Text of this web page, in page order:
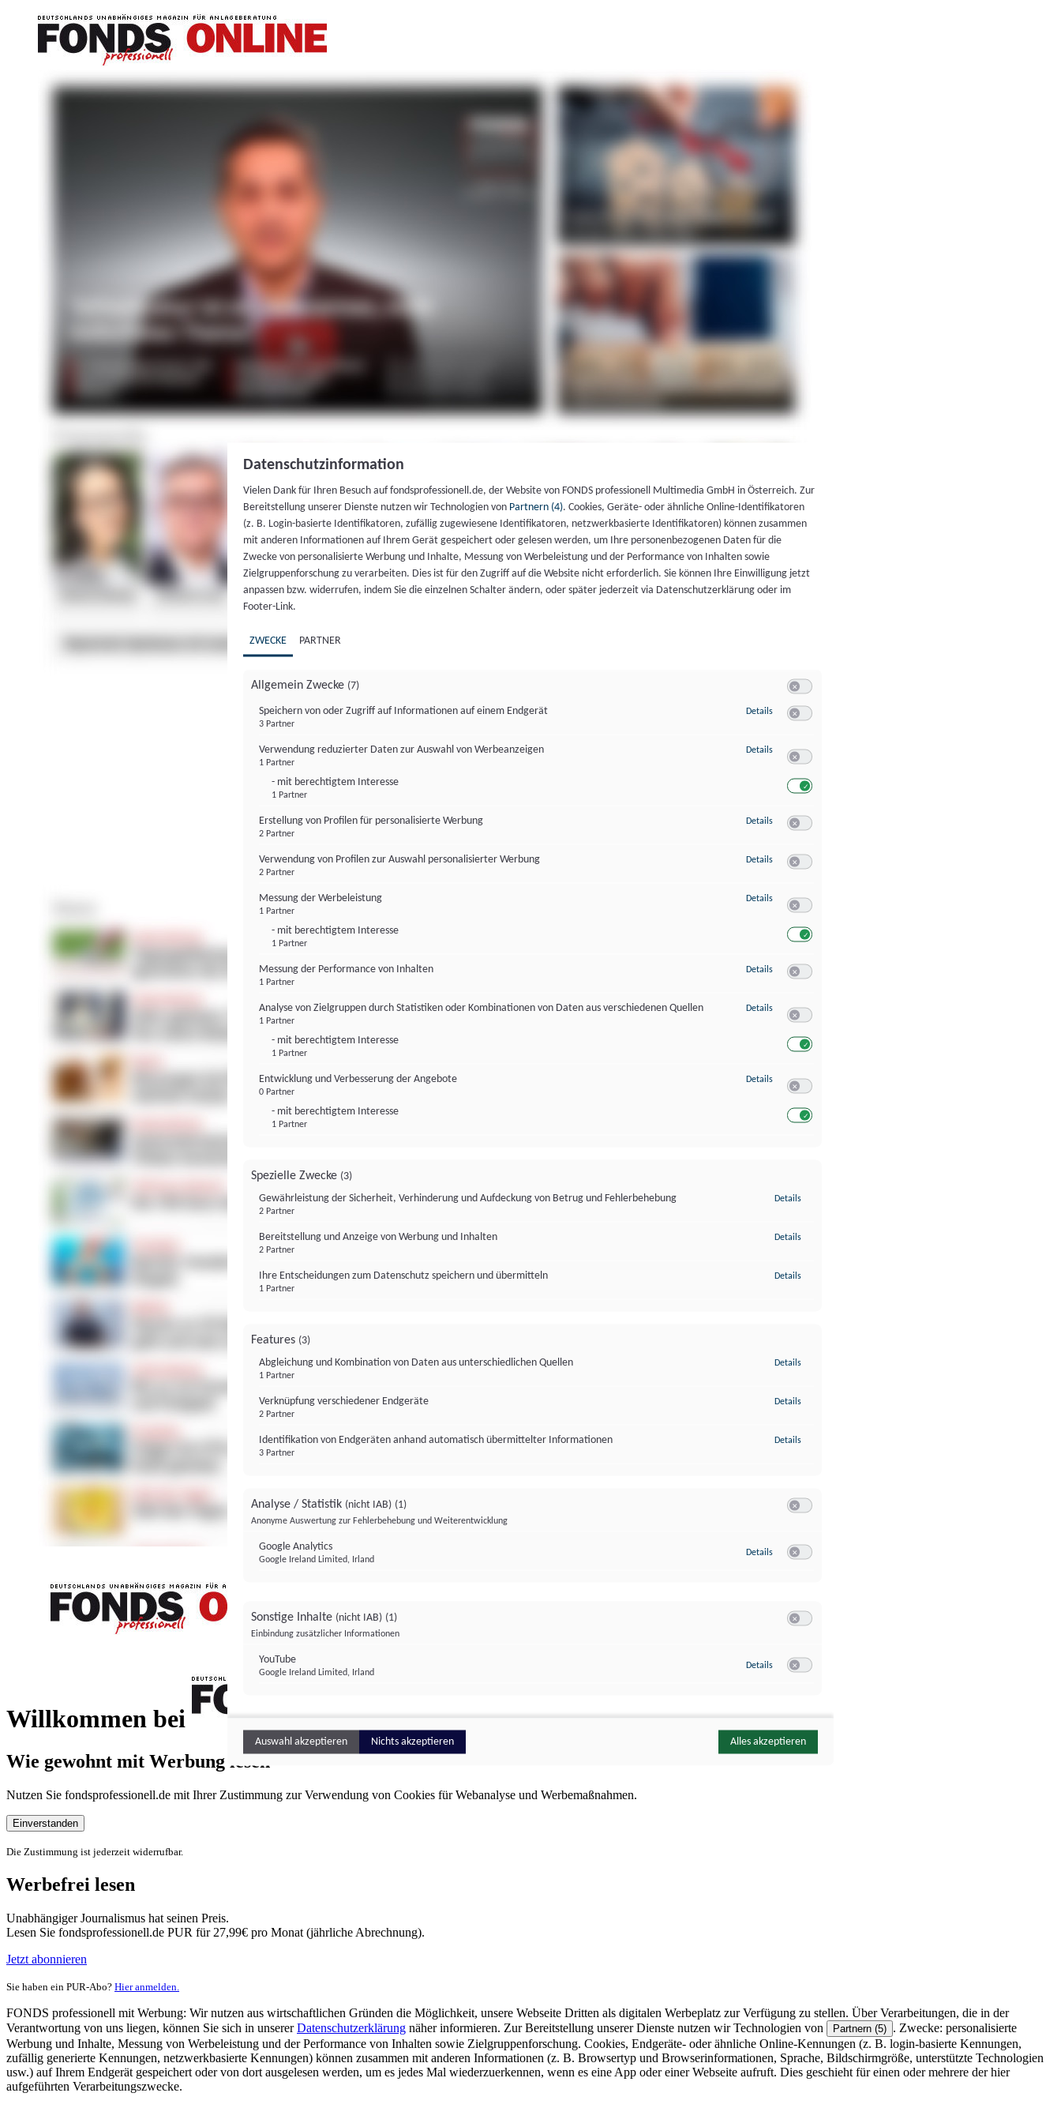
Willkommen bei
FONDS professionell
Wie gewohnt mit Werbung lesen
Nutzen Sie fondsprofessionell.de mit Ihrer Zustimmung zur Verwendung von Cookies für Webanalyse und Werbemaßnahmen.
Einverstanden
Die Zustimmung ist jederzeit widerrufbar.
Werbefrei lesen
Unabhängiger Journalismus hat seinen Preis.
Lesen Sie fondsprofessionell.de PUR für 27,99€ pro Monat (jährliche Abrechnung).
Jetzt abonnieren
Sie haben ein PUR-Abo? Hier anmelden.
FONDS professionell mit Werbung: Wir nutzen aus wirtschaftlichen Gründen die Möglichkeit, unsere Webseite Dritten als digitalen Werbeplatz zur Verfügung zu stellen. Über Verarbeitungen, die in der
Verantwortung von uns liegen, können Sie sich in unsererDatenschutzerklärung näher informieren. Zur Bereitstellung unserer Dienste nutzen wir Technologien von Partnern (5) . Zwecke: personalisierte
Werbung und Inhalte, Messung von Werbeleistung und der Performance von Inhalten sowie Zielgruppenforschung. Cookies, Endgeräte- oder ähnliche Online-Kennungen (z. B. login-basierte Kennungen,
zufällig generierte Kennungen, netzwerkbasierte Kennungen) können zusammen mit anderen Informationen (z. B. Browsertyp und Browserinformationen, Sprache, Bildschirmgröße, unterstützte Technologien
usw.) auf Ihrem Endgerät gespeichert oder von dort ausgelesen werden, um es jedes Mal wiederzuerkennen, wenn es eine App oder einer Webseite aufruft. Dies geschieht für einen oder mehrere der hier
aufgeführten Verarbeitungszwecke.
Datenschutzinformation
Vielen Dank für Ihren Besuch auf fondsprofessionell.de, der Website von FONDS professionell Multimedia GmbH in Österreich. Zur
Bereitstellung unserer Dienste nutzen wir Technologien von Partnern (4). Cookies, Geräte- oder ähnliche Online-Identifikatoren
(z. B. Login-basierte Identifikatoren, zufällig zugewiesene Identifikatoren, netzwerkbasierte Identifikatoren) können zusammen
mit anderen Informationen auf Ihrem Gerät gespeichert oder gelesen werden, um Ihre personenbezogenen Daten für die
Zwecke von personalisierte Werbung und Inhalte, Messung von Werbeleistung und der Performance von Inhalten sowie
Zielgruppenforschung zu verarbeiten. Dies ist für den Zugriff auf die Website nicht erforderlich. Sie können Ihre Einwilligung jetzt
anpassen bzw. widerrufen, indem Sie die einzelnen Schalter ändern, oder später jederzeit via Datenschutzerklärung oder im
Footer-Link.
ZWECKE PARTNER
Allgemein Zwecke (7)
Speichern von oder Zugriff auf Informationen auf einem Endgerät
3 Partner
Details zu Speichern von oder Zugriff auf Informationen auf einem Endgerät
Verwendung reduzierter Daten zur Auswahl von Werbeanzeigen
1 Partner
- mit berechtigtem Interesse
1 Partner
Details zu Verwendung reduzierter Daten zur Auswahl von Werbeanzeigen
Erstellung von Profilen für personalisierte Werbung
2 Partner
Details zu Erstellung von Profilen für personalisierte Werbung
Verwendung von Profilen zur Auswahl personalisierter Werbung
2 Partner
Details zu Verwendung von Profilen zur Auswahl personalisierter Werbung
Messung der Werbeleistung
1 Partner
- mit berechtigtem Interesse
1 Partner
Details zu Messung der Werbeleistung
Messung der Performance von Inhalten
1 Partner
Details zu Messung der Performance von Inhalten
Analyse von Zielgruppen durch Statistiken oder Kombinationen von Daten aus verschiedenen Quellen
1 Partner
- mit berechtigtem Interesse
1 Partner
Details zu Analyse von Zielgruppen durch Statistiken oder Kombinationen von
Entwicklung und Verbesserung der Angebote
0 Partner
- mit berechtigtem Interesse
1 Partner
Details zu Entwicklung und Verbesserung der Angebote
Spezielle Zwecke (3)
Gewährleistung der Sicherheit, Verhinderung und Aufdeckung von Betrug und Fehlerbehebung
2 Partner
Details
Bereitstellung und Anzeige von Werbung und Inhalten
2 Partner
Details
Ihre Entscheidungen zum Datenschutz speichern und übermitteln
1 Partner
Details
Features (3)
Abgleichung und Kombination von Daten aus unterschiedlichen Quellen
1 Partner
Details
Verknüpfung verschiedener Endgeräte
2 Partner
Details
Identifikation von Endgeräten anhand automatisch übermittelter Informationen
3 Partner
Details
Analyse / Statistik (nicht IAB) (1)
Anonyme Auswertung zur Fehlerbehebung und Weiterentwicklung
Google Analytics
Google Ireland Limited, Irland
Details zu Google Analytics
Sonstige Inhalte (nicht IAB) (1)
Einbindung zusätzlicher Informationen
YouTube
Google Ireland Limited, Irland
Details zu YouTube
Auswahl akzeptieren Nichts akzeptieren Alles akzeptieren